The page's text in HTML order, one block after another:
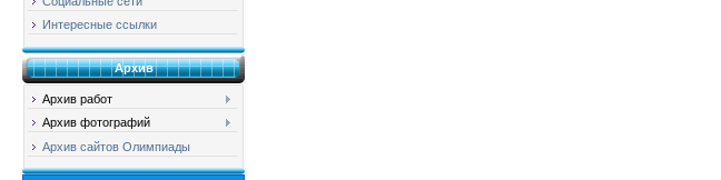
Интересные ссылки
Архив
Архив работ
Архив фотографий
Архив сайтов Олимпиады